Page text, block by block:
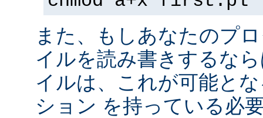
また、もしあなたのプ
イルを読み書きするな
イルは、これが可能と
ション を持っている必